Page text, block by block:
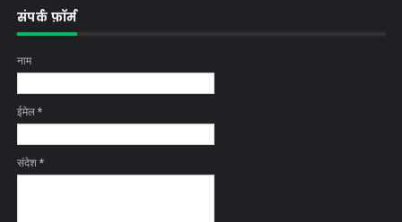
संपर्क फ़ॉर्म
नाम
ईमेल *
संदेश *